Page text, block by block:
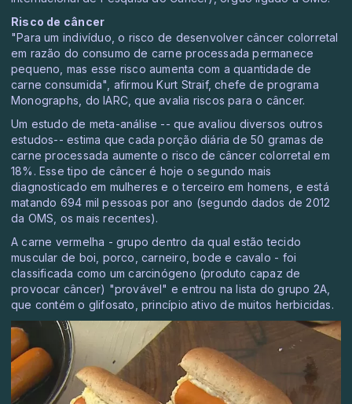
Risco de câncer
"Para um indivíduo, o risco de desenvolver câncer colorretal
em razão do consumo de carne processada permanece
pequeno, mas esse risco aumenta com a quantidade de
carne consumida", afirmou Kurt Straif, chefe de programa
Monographs, do IARC, que avalia riscos para o câncer.
Um estudo de meta-análise -- que avaliou diversos outros
estudos-- estima que cada porção diária de 50 gramas de
carne processada aumente o risco de câncer colorretal em
18%. Esse tipo de câncer é hoje o segundo mais
diagnosticado em mulheres e o terceiro em homens, e está
matando 694 mil pessoas por ano (segundo dados de 2012
da OMS, os mais recentes).
A carne vermelha - grupo dentro da qual estão tecido
muscular de boi, porco, carneiro, bode e cavalo - foi
classificada como um carcinógeno (produto capaz de
provocar câncer) "provável" e entrou na lista do grupo 2A,
que contém o glifosato, princípio ativo de muitos herbicidas.